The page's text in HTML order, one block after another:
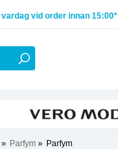
vid order innan 15:00*
» Parfym » Parfym